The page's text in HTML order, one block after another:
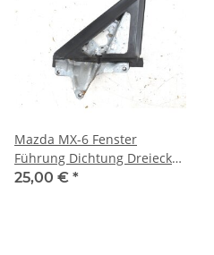
Mazda MX-6 Fenster
Führung Dichtung Dreieck
Tür vorne rechts
25,00 € *